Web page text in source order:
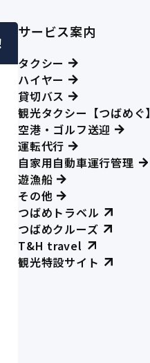
サービス案内
タクシー
ハイヤー
貸切バス
観光タクシー【つばめぐ】
空港・ゴルフ送迎
運転代行
自家用自動車運行管理
遊漁船
その他
つばめトラベル
つばめクルーズ
T&H travel
観光特設サイト